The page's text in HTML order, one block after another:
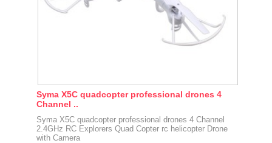
Syma X5C quadcopter professional drones 4
Channel ..
Syma X5C quadcopter professional drones 4 Channel
2.4GHz RC Explorers Quad Copter rc helicopter Drone
with Camera